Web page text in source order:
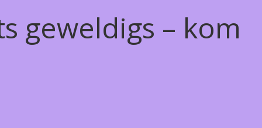
geweldigs – kom